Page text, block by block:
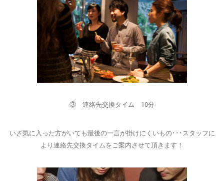
③ 連絡先交換タイム 10分
いざ気に入った方がいても最後の一言が掛けにくいもの･･･スタッフに
より連絡先交換タイムをご案内させて頂きます！